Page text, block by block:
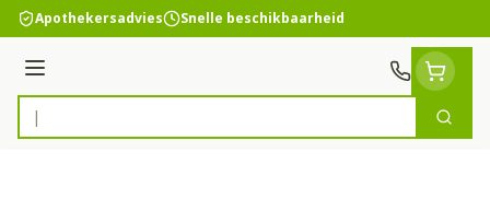
Ga naar de inhoud
Apothekersadvies Snelle beschikbaarheid
Menu
Product, merk, categorie...
Zoek